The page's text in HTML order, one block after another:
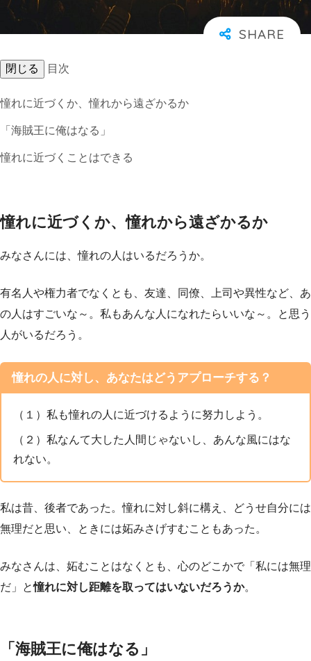
閉じる 目次
憧れに近づくか、憧れから遠ざかるか
「海賊王に俺はなる」
憧れに近づくことはできる
憧れに近づくか、憧れから遠ざかるか
みなさんには、憧れの人はいるだろうか。
有名人や権力者でなくとも、友達、同僚、上司や異性など、あ
の人はすごいな～。私もあんな人になれたらいいな～。と思う
人がいるだろう。
憧れの人に対し、あなたはどうアプローチする？
（１）私も憧れの人に近づけるように努力しよう。
（２）私なんて大した人間じゃないし、あんな風にはな
れない。
私は昔、後者であった。憧れに対し斜に構え、どうせ自分には
無理だと思い、ときには妬みさげすむこともあった。
みなさんは、妬むことはなくとも、心のどこかで「私には無理
だ」と憧れに対し距離を取ってはいないだろうか。
「海賊王に俺はなる」